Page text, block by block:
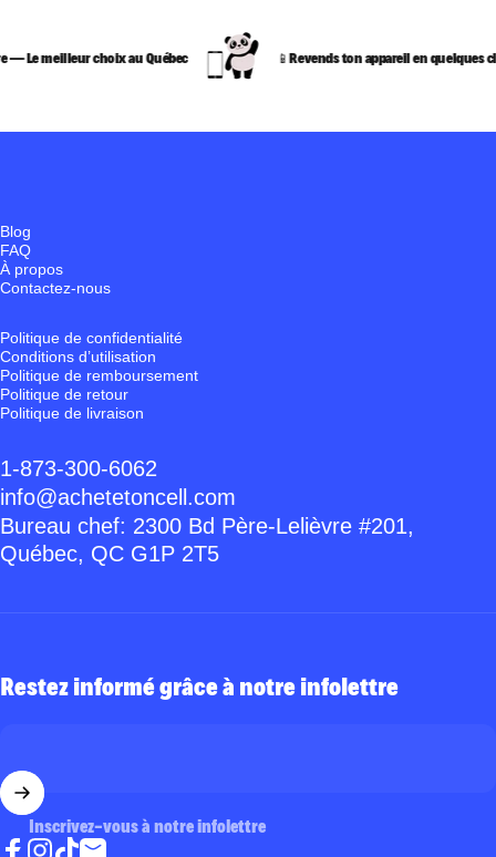
choix au Québec 📱Revends ton appareil en quelques clics
Blog
FAQ
À propos
Contactez-nous
Politique de confidentialité
Conditions d’utilisation
Politique de remboursement
Politique de retour
Politique de livraison
1-873-300-6062
info@achetetoncell.com
Bureau chef: 2300 Bd Père-Lelièvre #201,
Québec, QC G1P 2T5
Restez informé grâce à notre infolettre
Inscrivez-vous à notre infolettre